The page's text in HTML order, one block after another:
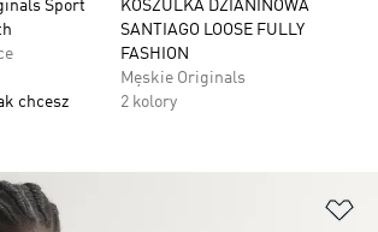
Sport
chcesz
KOSZULKA DZIANINOWA
SANTIAGO LOOSE FULLY
FASHION
Męskie Originals
2 kolory